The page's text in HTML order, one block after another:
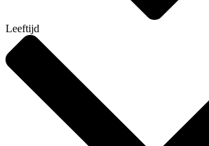
Leeftijd